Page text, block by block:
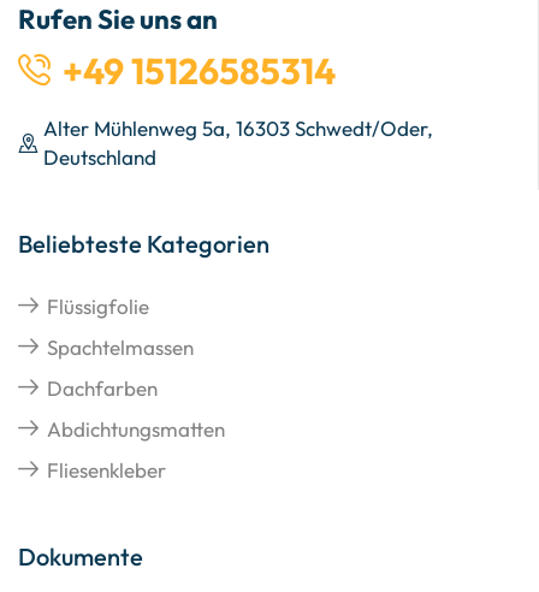
Rufen Sie uns an
+49 15126585314
Alter Mühlenweg 5a, 16303 Schwedt/Oder,
Deutschland
Beliebteste Kategorien
Flüssigfolie
Spachtelmassen
Dachfarben
Abdichtungsmatten
Fliesenkleber
Dokumente